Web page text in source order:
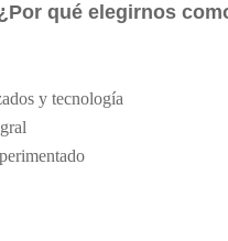
qué elegirnos
y tecnología